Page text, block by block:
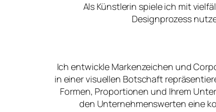
Als Künstlerin spiele ich mit
Designprozess
Ich entwickle Markenzeichen und
in einer visuellen Botschaft
Formen, Proportionen und Ihrem
den Unternehmenswerten eine